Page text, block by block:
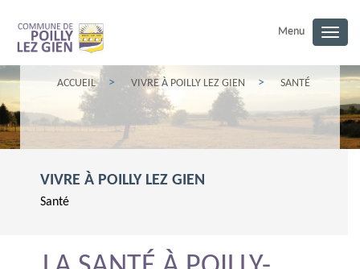
Menu
ACCUEIL VIVRE À POILLY LEZ GIEN SANTÉ
VIVRE À POILLY LEZ GIEN
Santé